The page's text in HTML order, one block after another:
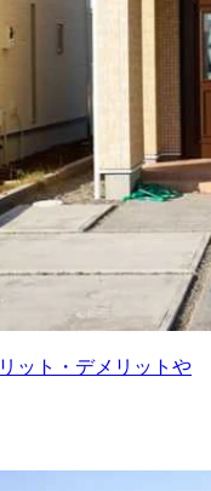
ット・デメリットや